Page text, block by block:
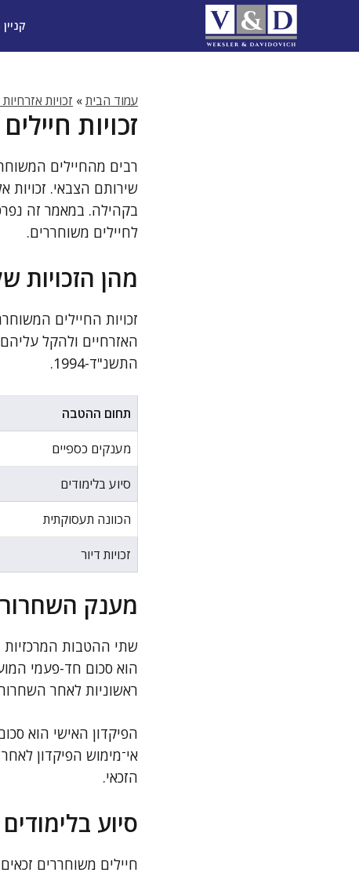
עמוד הבית» זכויות
זכויות
רבים מהחיילים
שירותם הצבאי.
בקהילה. במאמר זה
לחיילים משוחררים.
מהן הזכויות
זכויות החיילים
האזרחיים ולהקל
התשנ"ד-1994.
תחום ההטבה
מענקים כספיים
סיוע בלימודים
הכוונה תעסוקתית
זכויות דיור
מענק השחרור
שתי ההטבות המרכזיות
הוא סכום חד-פעמי
ראשוניות לאחר
הפיקדון האישי הוא
הזכאי.
סיוע בלימודים
חיילים משוחררים